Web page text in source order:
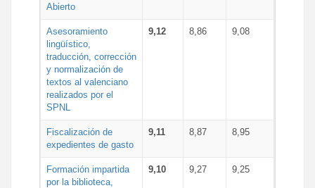
Abierto
Asesoramiento
lingüístico,
traducción, corrección
y normalización de
textos al valenciano
realizados por el
SPNL
9,12 8,86 9,08
Fiscalización de
expedientes de gasto
9,11 8,87 8,95
Formación impartida
por la biblioteca,
9,10 9,27 9,25